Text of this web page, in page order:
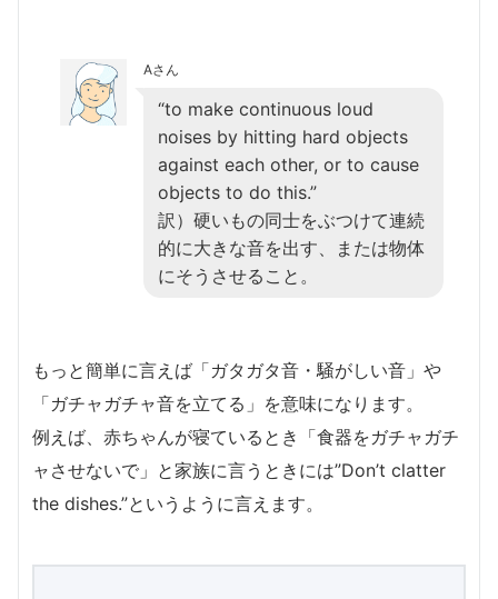
Aさん
“to make continuous loud
noises by hitting hard objects
against each other, or to cause
objects to do this.”
訳）硬いもの同士をぶつけて連続
的に大きな音を出す、または物体
にそうさせること。
もっと簡単に言えば「ガタガタ音・騒がしい音」や
「ガチャガチャ音を立てる」を意味になります。
例えば、赤ちゃんが寝ているとき「食器をガチャガチ
ャさせないで」と家族に言うときには”Don’t clatter
the dishes.”というように言えます。